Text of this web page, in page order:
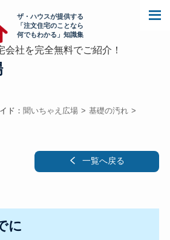
ザ・ハウスが提供する
「注文住宅のことなら
何でもわかる」知識集
社を完全無料でご紹介！
ド： 聞いちゃえ広場
基礎の汚れ
一覧へ戻る
に